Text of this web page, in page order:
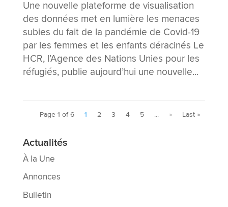
Une nouvelle plateforme de visualisation
des données met en lumière les menaces
subies du fait de la pandémie de Covid-19
par les femmes et les enfants déracinés Le
HCR, l’Agence des Nations Unies pour les
réfugiés, publie aujourd’hui une nouvelle...
Page 1 of 6 1 2 3 4 5 ... » Last »
Actualités
À la Une
Annonces
Bulletin